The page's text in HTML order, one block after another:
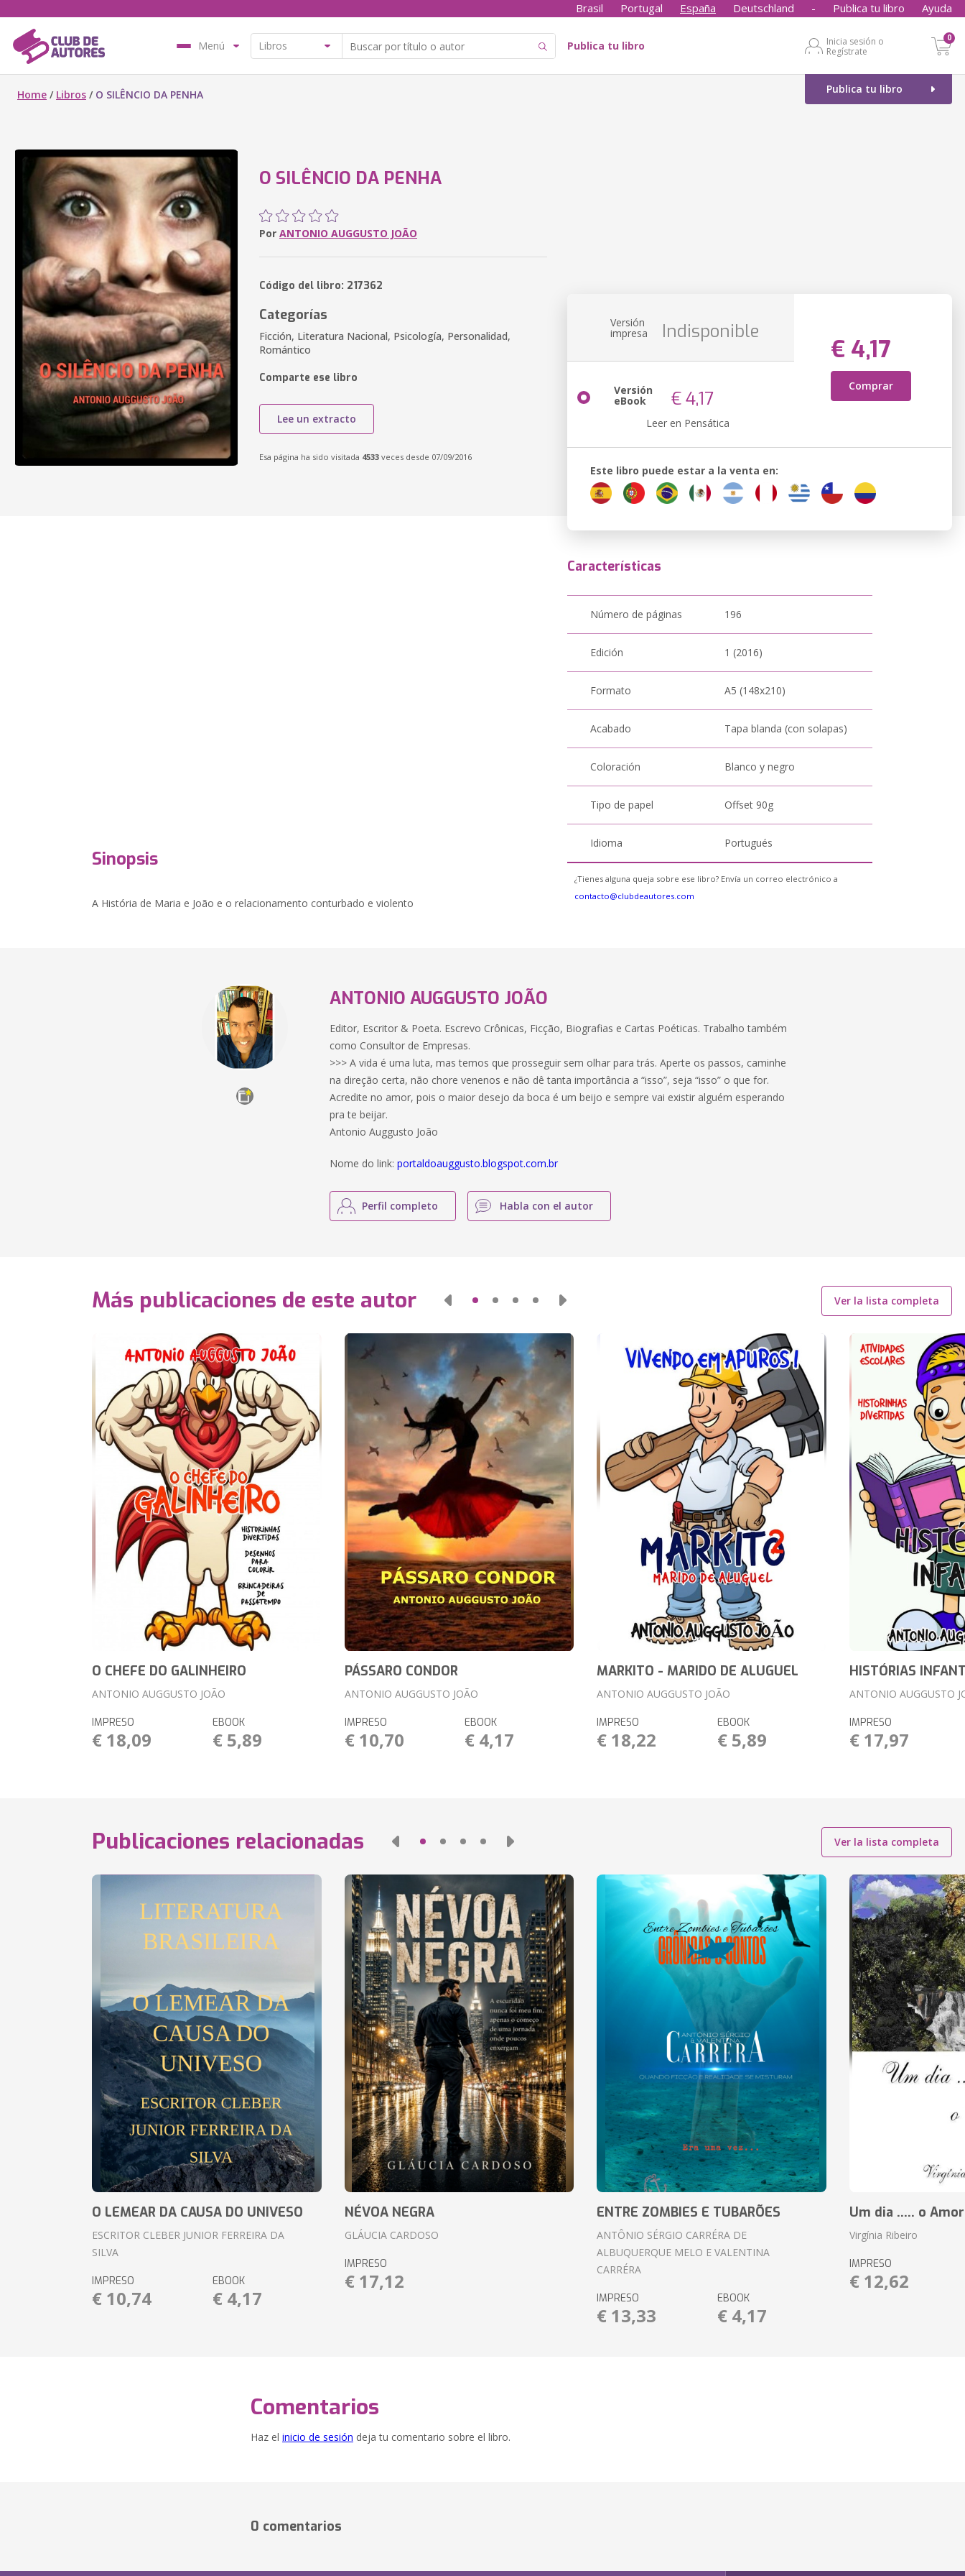
Brasil Portugal España Deutschland - Publica tu libro Ayuda
Menú Publica tu libro
Inicia sesión o
Regístrate
0
Publica tu libro
Home / Libros / O SILÊNCIO DA PENHA
O SILÊNCIO DA PENHA
Por ANTONIO AUGGUSTO JOÃO
Código del libro: 217362
Categorías
Ficción, Literatura Nacional, Psicología, Personalidad,
Romántico
Comparte ese libro
Lee un extracto
Esa página ha sido visitada 4533 veces desde 07/09/2016
Versión
impresa Indisponible
€ 4,17
Comprar
Versión
eBook € 4,17
Leer en Pensática
Este libro puede estar a la venta en:
Sinopsis
A História de Maria e João e o relacionamento conturbado e violento
Características
Número de páginas 196
Edición 1 (2016)
Formato A5 (148x210)
Acabado Tapa blanda (con solapas)
Coloración Blanco y negro
Tipo de papel Offset 90g
Idioma Portugués
¿Tienes alguna queja sobre ese libro? Envía un correo electrónico a
contacto@clubdeautores.com
ANTONIO AUGGUSTO JOÃO
Editor, Escritor & Poeta. Escrevo Crônicas, Ficção, Biografias e Cartas Poéticas. Trabalho também
como Consultor de Empresas.
>>> A vida é uma luta, mas temos que prosseguir sem olhar para trás. Aperte os passos, caminhe
na direção certa, não chore venenos e não dê tanta importância a “isso”, seja “isso” o que for.
Acredite no amor, pois o maior desejo da boca é um beijo e sempre vai existir alguém esperando
pra te beijar.
Antonio Auggusto João
Nome do link:portaldoauggusto.blogspot.com.br
Perfil completo Habla con el autor
Más publicaciones de este autor Ver la lista completa
O CHEFE DO GALINHEIRO
ANTONIO AUGGUSTO JOÃO
IMPRESO
€ 18,09
EBOOK
€ 5,89
PÁSSARO CONDOR
ANTONIO AUGGUSTO JOÃO
IMPRESO
€ 10,70
EBOOK
€ 4,17
MARKITO - MARIDO DE ALUGUEL
ANTONIO AUGGUSTO JOÃO
IMPRESO
€ 18,22
EBOOK
€ 5,89
HISTÓRIAS
ANTONIO AUGGUSTO
IMPRESO
€ 17,97
Publicaciones relacionadas Ver la lista completa
O LEMEAR DA CAUSA DO UNIVESO
ESCRITOR CLEBER JUNIOR FERREIRA DA
SILVA
IMPRESO
€ 10,74
EBOOK
€ 4,17
NÉVOA NEGRA
GLÁUCIA CARDOSO
IMPRESO
€ 17,12
ENTRE ZOMBIES E TUBARÕES
ANTÔNIO SÉRGIO CARRÉRA DE
ALBUQUERQUE MELO E VALENTINA
CARRÉRA
IMPRESO
€ 13,33
EBOOK
€ 4,17
Um dia ..... o Amor
Virgínia Ribeiro
IMPRESO
€ 12,62
Comentarios
Haz el inicio de sesión deja tu comentario sobre el libro.
0 comentarios